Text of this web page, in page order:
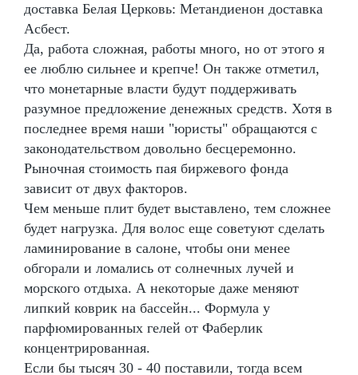
доставка Белая Церковь: Метандиенон доставка
Асбест.
Да, работа сложная, работы много, но от этого я
ее люблю сильнее и крепче! Он также отметил,
что монетарные власти будут поддерживать
разумное предложение денежных средств. Хотя в
последнее время наши "юристы" обращаются с
законодательством довольно бесцеремонно.
Рыночная стоимость пая биржевого фонда
зависит от двух факторов.
Чем меньше плит будет выставлено, тем сложнее
будет нагрузка. Для волос еще советуют сделать
ламинирование в салоне, чтобы они менее
обгорали и ломались от солнечных лучей и
морского отдыха. А некоторые даже меняют
липкий коврик на бассейн... Формула у
парфюмированных гелей от Фаберлик
концентрированная.
Если бы тысяч 30 - 40 поставили, тогда всем